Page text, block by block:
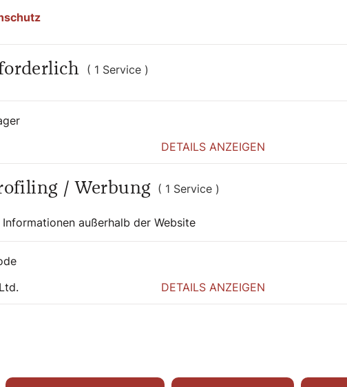
servieren.
zuvor vorbereitet werden. Im Tiefkühler
2 Stunden vor dem Essen
eine Cocktailsauce dazu. Einfach
und mit Sauerrahm, Ketchup und
geschält
( 1 Service )
DETAILS ANZEIGEN
/ Werbung ( 1 Service )
außerhalb der Website
DETAILS ANZEIGEN